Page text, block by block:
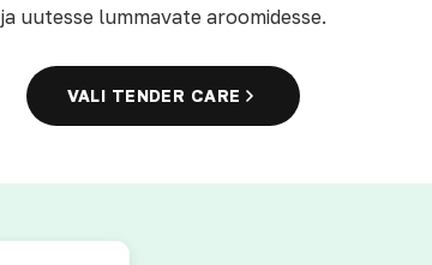
ja uutesse lummavate aroomidesse.
VALI TENDER CARE